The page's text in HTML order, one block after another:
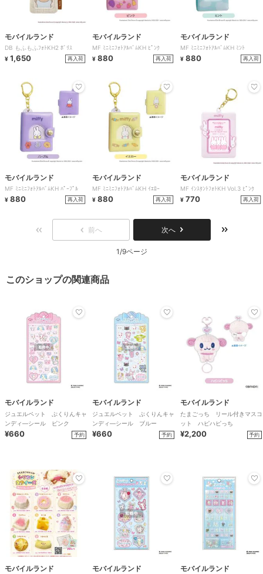
モバイルランド
DB もふもふﾌｫﾄKH2 ﾎﾞﾘｽ
¥ 1,650 再入荷
モバイルランド
MF ﾐﾆﾐﾆﾌｫﾄｱﾙﾊﾞﾑKH ﾋﾟﾝｸ
¥ 880 再入荷
モバイルランド
MF ﾐﾆﾐﾆﾌｫﾄｱﾙﾊﾞﾑKH ﾐﾝﾄ
¥ 880 再入荷
モバイルランド
MF ﾐﾆﾐﾆﾌｫﾄｱﾙﾊﾞﾑKH ﾊﾟｰﾌﾟﾙ
¥ 880 再入荷
モバイルランド
MF ﾐﾆﾐﾆﾌｫﾄｱﾙﾊﾞﾑKH ｲｴﾛｰ
¥ 880 再入荷
モバイルランド
MF ｲﾝｽﾀﾝﾄﾌｫﾄKH Vol.3 ﾋﾟﾝｸ
¥ 770 再入荷
前へ 次へ
1/9ページ
このショップの関連商品
モバイルランド
ジュエルペット ぷくりんキャ
ンディ―シール ピンク
¥660 予約
モバイルランド
ジュエルペット ぷくりんキャ
ンディ―シール ブルー
¥660 予約
モバイルランド
たまごっち リール付きマスコ
ット ハピハピっち
¥2,200 予約
モバイルランド モバイルランド モバイルランド